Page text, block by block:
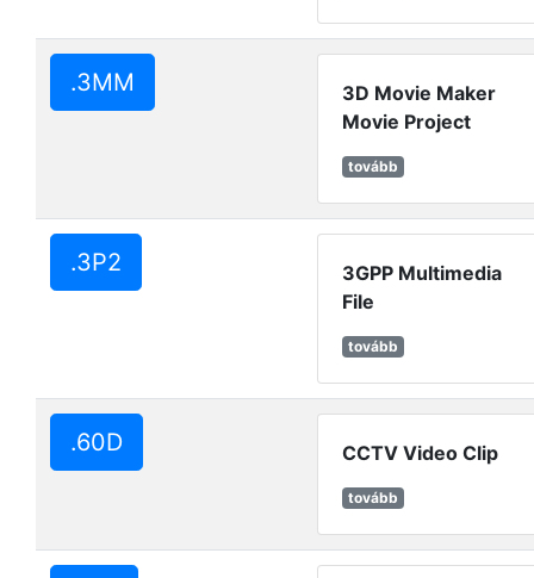
.3MM
3D Movie Maker
Movie Project
tovább
.3P2
3GPP Multimedia
File
tovább
.60D CCTV Video Clip
tovább